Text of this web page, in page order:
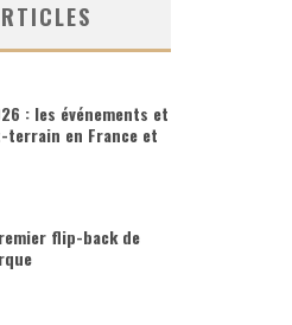
: les événements et
en France et
flip-back de